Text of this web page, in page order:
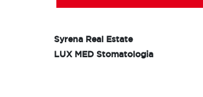
Syrena Real Estate
LUX MED Stomatologia